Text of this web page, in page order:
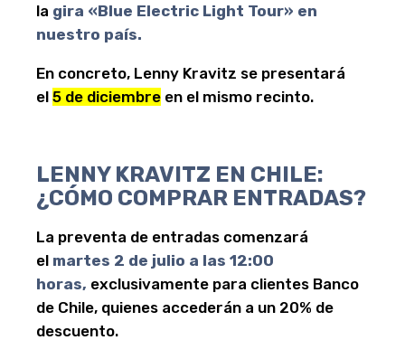
la gira «Blue Electric Light Tour» en
nuestro país.
En concreto, Lenny Kravitz se presentará
el 5 de diciembre en el mismo recinto.
LENNY KRAVITZ EN CHILE:
¿CÓMO COMPRAR ENTRADAS?
La preventa de entradas comenzará
el martes 2 de julio a las 12:00
horas, exclusivamente para clientes Banco
de Chile, quienes accederán a un 20% de
descuento.